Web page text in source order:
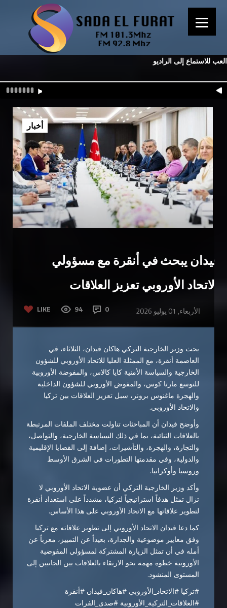
العب للاستماع إلى الراديو
فيدان يبحث في أنقرة مع مسؤولي
الاتحاد الأوروبي تعزيز العلاقات
LIKE 94 0 الأربعاء, 01 يوليو 2026
أخبار
بحث وزير الخارجية التركي هاكان فيدان، الثلاثاء، في
العاصمة أنقرة، مع الممثلة العليا للاتحاد الأوروبي للشؤون
الخارجية والسياسة الأمنية كايا كالاس، والمفوضة الأوروبية
للتوسع مارتا كوس، والمفوض الأوروبي للشؤون الداخلية
والهجرة ماغنوس برونر، سبل تعزيز العلاقات بين تركيا
والاتحاد الأوروبي.
وأوضح فيدان أن المباحثات تناولت مختلف الملفات المرتبطة
بالعلاقات الثنائية، بما في ذلك السياسة الخارجية، والتواصل،
والتجارة، والهجرة، والتأشيرات، إضافة إلى القضايا الإقليمية
والدولية، وفي مقدمتها التطورات في الشرق الأوسط
وروسيا وأوكرانيا.
وأكد وزير الخارجية التركي أن عضوية الاتحاد الأوروبي لا
تزال تمثل هدفاً استراتيجياً لتركيا، مشدداً على استعداد أنقرة
لتطوير علاقاتها مع الاتحاد الأوروبي على هذا الأساس.
كما دعا فيدان الاتحاد الأوروبي إلى تطوير علاقاته مع تركيا
وفق معايير موضوعية والجدارة، بعيداً عن التمييز، معرباً عن
أمله في أن تمثل الزيارة المشتركة لمسؤولي المفوضية
الأوروبية خطوة مهمة نحو الارتقاء بالعلاقات بين الجانبين إلى
المستوى المنشود.
#تركيا #الاتحاد_الأوروبي #هاكان_فيدان #أنقرة
#العلاقات_التركية_الأوروبية #صدى_الفرات